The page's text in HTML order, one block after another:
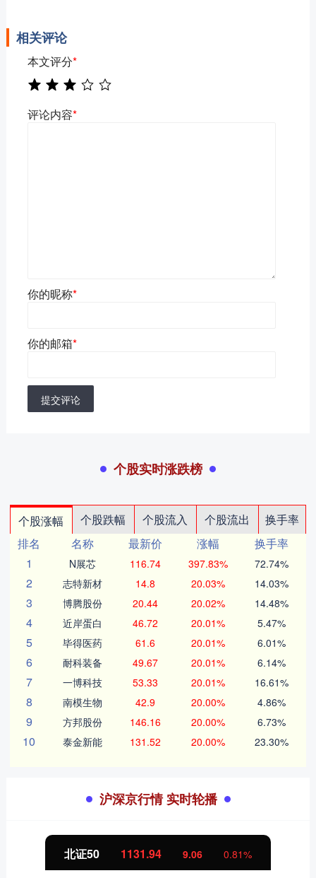
相关评论
本文评分*
评论内容*
你的昵称*
你的邮箱*
提交评论
个股实时涨跌榜
个股涨幅 个股跌幅 个股流入 个股流出
换手率
排名
名称 最新价 涨幅
换手率
1
N展芯 116.74 397.83% 72.74%
2 志特新材 14.8 20.03% 14.03%
3 博腾股份 20.44 20.02% 14.48%
4 近岸蛋白 46.72 20.01% 5.47%
5 毕得医药 61.6 20.01% 6.01%
6 耐科装备 49.67 20.01% 6.14%
7 一博科技 53.33 20.01% 16.61%
8 南模生物 42.9 20.00% 4.86%
9 方邦股份 146.16 20.00% 6.73%
10 泰金新能 131.52 20.00% 23.30%
沪深京行情 实时轮播
北证50 1131.82 8.94 0.80%